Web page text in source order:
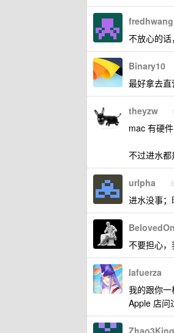
fredhwang
不放心的
Binary10
最好拿去
theyzw
mac 有硬
不过进水
urlpha
进水没事；
不要担心，
lafuerza
我的跟你
Apple 店问
Zhao3King